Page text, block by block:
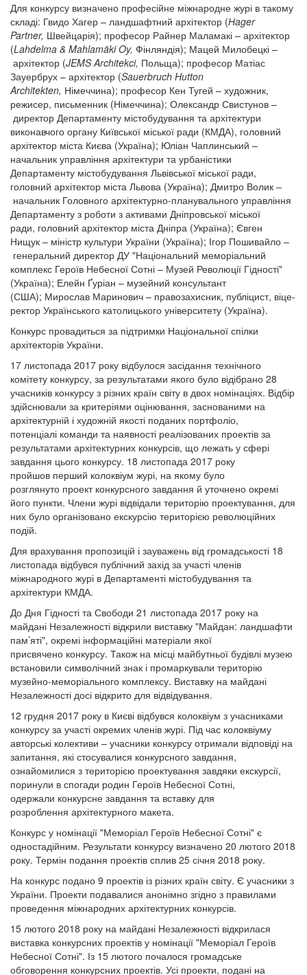
Для конкурсу визначено професійне міжнародне журі в такому
складі: Гвидо Хагер – ландшафтний архітектор (Нager
Partner, Швейцарія); професор Райнер Маламакі – архітектор
(Lahdelma & Mahlamäki Oy, Фінляндія); Мацей Милобецкі –
архітектор (JEMS Architekci, Польща); професор Матіас
Зауербрух – архітектор (Sauerbruch Hutton
Architekten, Німеччина); професор Кен Тугей – художник,
режисер, письменник (Німеччина); Олександр Свистунов –
директор Департаменту містобудування та архітектури
виконавчого органу Київської міської ради (КМДА), головний
архітектор міста Києва (Україна); Юліан Чаплинський –
начальник управління архітектури та урбаністики
Департаменту містобудування Львівської міської ради,
головний архітектор міста Львова (Україна); Дмитро Волик –
начальник Головного архітектурно-планувального управління
Департаменту з роботи з активами Дніпровської міської
ради, головний архітектор міста Дніпра (Україна); Євген
Нищук – міністр культури України (Україна); Ігор Пошивайло –
генеральний директор ДУ "Національний меморіальний
комплекс Героїв Небесної Сотні – Музей Революції Гідності"
(Україна); Елейн Ґуріан – музейний консультант
(США); Мирослав Маринович – правозахисник, публіцист, віце-
ректор Українського католицького університету (Україна).
Конкурс провадиться за підтримки Національної спілки
архітекторів України.
17 листопада 2017 року відбулося засідання технічного
комітету конкурсу, за результатами якого було відібрано 28
учасників конкурсу з різних країн світу в двох номінаціях. Відбір
здійснювали за критеріями оцінювання, заснованими на
архітектурній і художній якості поданих портфоліо,
потенціалі команди та наявності реалізованих проектів за
результатами архітектурних конкурсів, що лежать у сфері
завдання цього конкурсу. 18 листопада 2017 року
пройшов перший колоквіум журі, на якому було
розглянуто проект конкурсного завдання й уточнено окремі
його пункти. Члени журі відвідали територію проектування, для
них було організовано екскурсію територією революційних
подій.
Для врахування пропозицій і зауважень від громадськості 18
листопада відбувся публічний захід за участі членів
міжнародного журі в Департаменті містобудування та
архітектури КМДА.
До Дня Гідності та Свободи 21 листопада 2017 року на
майдані Незалежності відкрили виставку "Майдан: ландшафти
пам’яті", окремі інформаційні матеріали якої
присвячено конкурсу. Також на місці майбутньої будівлі музею
встановили символічний знак і промаркували територію
музейно-меморіального комплексу. Виставку на майдані
Незалежності досі відкрито для відвідування.
12 грудня 2017 року в Києві відбувся колоквіум з учасниками
конкурсу за участі окремих членів журі. Під час колоквіуму
авторські колективи – учасники конкурсу отримали відповіді на
запитання, які стосувалися конкурсного завдання,
ознайомилися з територією проектування завдяки екскурсії,
поринули в спогади родин Героїв Небесної Сотні,
одержали конкурсне завдання та вставку для
розроблення архітектурного макета.
Конкурс у номінації "Меморіал Героїв Небесної Сотні" є
одностадійним. Результати конкурсу визначено 20 лютого 2018
року. Термін подання проектів сплив 25 січня 2018 року.
На конкурс подано 9 проектів із різних країн світу. Є учасники з
України. Проекти подавалися анонімно згідно з правилами
проведення міжнародних архітектурних конкурсів.
15 лютого 2018 року на майдані Незалежності відкрилася
виставка конкурсних проектів у номінації "Меморіал Героїв
Небесної Сотні". Із 15 лютого почалося громадське
обговорення конкурсних проектів. Усі проекти, подані на